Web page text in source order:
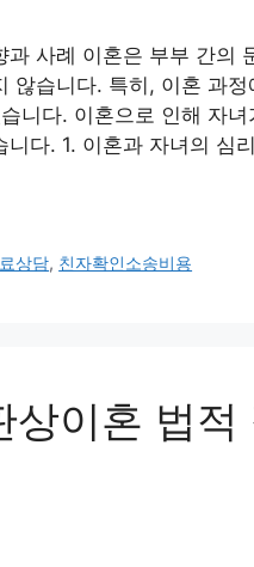
사례 이혼은 부부 간의
않습니다. 특히, 이혼 과정
니다. 이혼으로 인해 자
다. 1. 이혼과 자녀의 심
상담, 친자확인소송비용
이혼 법적